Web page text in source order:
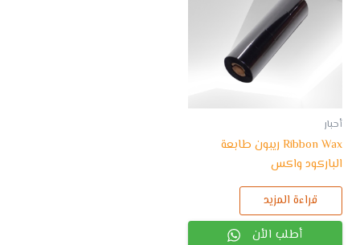
أحبار
Ribbon Wax ريبون طابعة
الباركود واكس
قراءة المزيد
أطلب الأن